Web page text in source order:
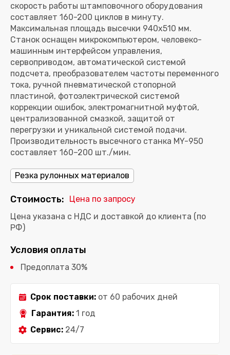
скорость работы штамповочного оборудования
составляет 160-200 циклов в минуту.
Максимальная площадь высечки 940х510 мм.
Станок оснащен микрокомпьютером, человеко-
машинным интерфейсом управления,
сервоприводом, автоматической системой
подсчета, преобразователем частоты переменного
тока, ручной пневматической стопорной
пластиной, фотоэлектрической системой
коррекции ошибок, электромагнитной муфтой,
централизованной смазкой, защитой от
перегрузки и уникальной системой подачи.
Производительность высечного станка MY-950
Резка рулонных материалов
Стоимость:
Цена по запросу
Цена указана с НДС и доставкой до клиента (по
РФ)
Условия оплаты
Предоплата 30%
Срок поставки: от 60 рабочих дней
Гарантия: 1 год
Сервис: 24/7